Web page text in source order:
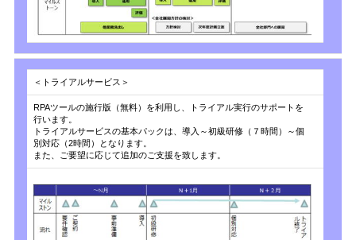
＜トライアルサービス＞
RPAツールの施行版（無料）を利用し、トライアル実行のサポートを
行います。
トライアルサービスの基本パックは、導入～初級研修（７時間）～個
別対応（2時間）となります。
また、ご要望に応じて追加のご支援を致します。